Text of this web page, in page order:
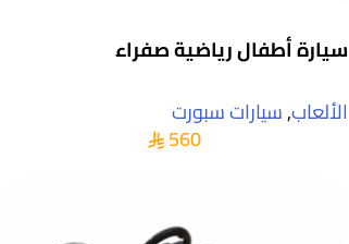
سيارة أطفال رياضية صفراء
الألعاب,سيارات سبورت
560